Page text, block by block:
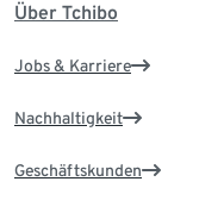
Über Tchibo
Jobs & Karriere
Nachhaltigkeit
Geschäftskunden